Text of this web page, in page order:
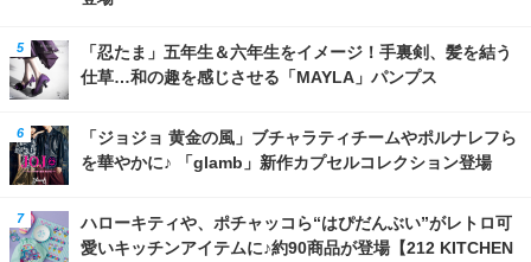
「忍たま」五年生＆六年生をイメージ！手裏剣、髪を結う
仕草…和の趣を感じさせる「MAYLA」パンプス
「ジョジョ 黄金の風」ブチャラティチームやポルナレフら
を華やかに♪ 「glamb」新作カプセルコレクション登場
ハローキティや、ポチャッコら“はぴだんぶい”がレトロ可
愛いキッチンアイテムに♪約90商品が登場【212 KITCHEN